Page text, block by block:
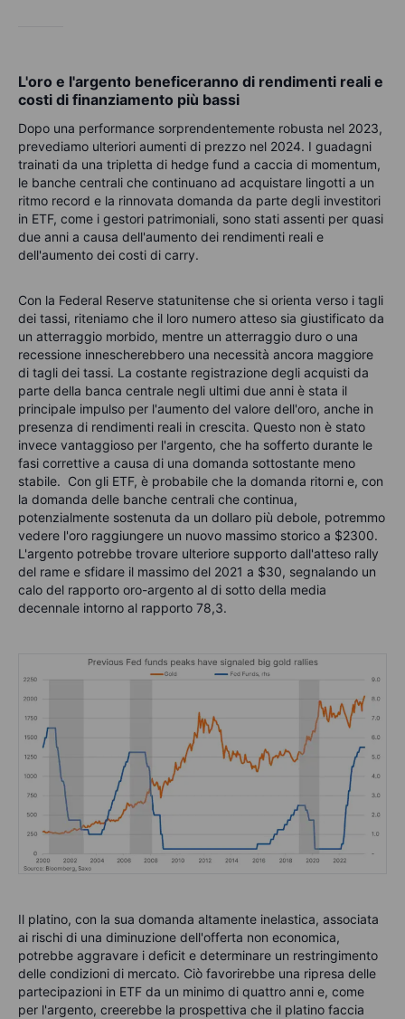
L'oro e l'argento beneficeranno di rendimenti reali e
costi di finanziamento più bassi
Dopo una performance sorprendentemente robusta nel 2023,
prevediamo ulteriori aumenti di prezzo nel 2024. I guadagni
trainati da una tripletta di hedge fund a caccia di momentum,
le banche centrali che continuano ad acquistare lingotti a un
ritmo record e la rinnovata domanda da parte degli investitori
in ETF, come i gestori patrimoniali, sono stati assenti per quasi
due anni a causa dell'aumento dei rendimenti reali e
dell'aumento dei costi di carry.
Con la Federal Reserve statunitense che si orienta verso i tagli
dei tassi, riteniamo che il loro numero atteso sia giustificato da
un atterraggio morbido, mentre un atterraggio duro o una
recessione innescherebbero una necessità ancora maggiore
di tagli dei tassi. La costante registrazione degli acquisti da
parte della banca centrale negli ultimi due anni è stata il
principale impulso per l'aumento del valore dell'oro, anche in
presenza di rendimenti reali in crescita. Questo non è stato
invece vantaggioso per l'argento, che ha sofferto durante le
fasi correttive a causa di una domanda sottostante meno
stabile. Con gli ETF, è probabile che la domanda ritorni e, con
la domanda delle banche centrali che continua,
potenzialmente sostenuta da un dollaro più debole, potremmo
vedere l'oro raggiungere un nuovo massimo storico a $2300.
L'argento potrebbe trovare ulteriore supporto dall'atteso rally
del rame e sfidare il massimo del 2021 a $30, segnalando un
calo del rapporto oro-argento al di sotto della media
decennale intorno al rapporto 78,3.
Il platino, con la sua domanda altamente inelastica, associata
ai rischi di una diminuzione dell'offerta non economica,
potrebbe aggravare i deficit e determinare un restringimento
delle condizioni di mercato. Ciò favorirebbe una ripresa delle
partecipazioni in ETF da un minimo di quattro anni e, come
per l'argento, creerebbe la prospettiva che il platino faccia